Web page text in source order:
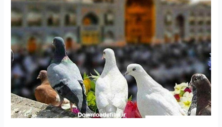
“مناجات
با
خداوند
متعال
و
توسلی
به
امام
همام